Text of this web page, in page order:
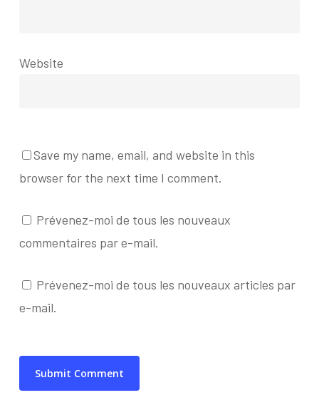
Website
Save my name, email, and website in this
browser for the next time I comment.
Prévenez-moi de tous les nouveaux
commentaires par e-mail.
Prévenez-moi de tous les nouveaux articles par
e-mail.